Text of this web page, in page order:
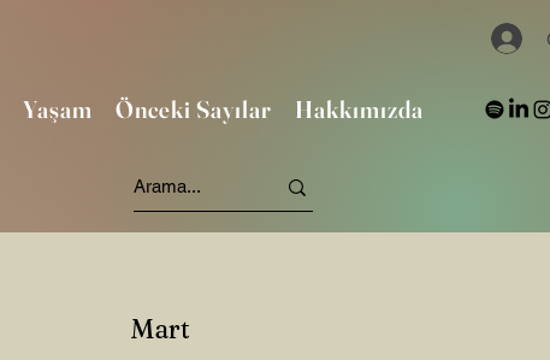
Yaşam Önceki Sayılar Hakkımızda
Mart